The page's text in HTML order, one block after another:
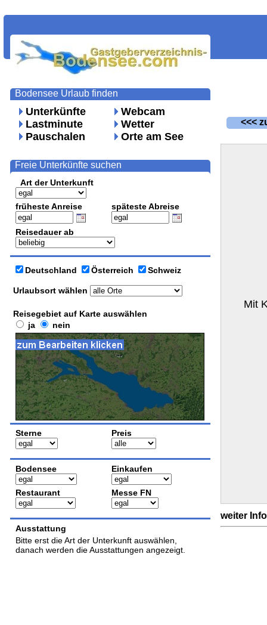
Unterkünfte
Lastminute
Pauschalen
Webcam
Wetter
Orte am See
Bodensee Urlaub finden
Art der Unterkunft
früheste Anreise späteste Abreise
Reisedauer ab
Urlaubsort wählen
Deutschland Österreich Schweiz
Reisegebiet auf Karte auswählen
ja
nein
Sterne Preis
Bodensee Einkaufen
Restaurant Messe FN
Ausstattung
Bitte erst die Art der Unterkunft auswählen,
danach werden die Ausstattungen angezeigt.
Freie Unterkünfte suchen
<<<
Mit
weiter